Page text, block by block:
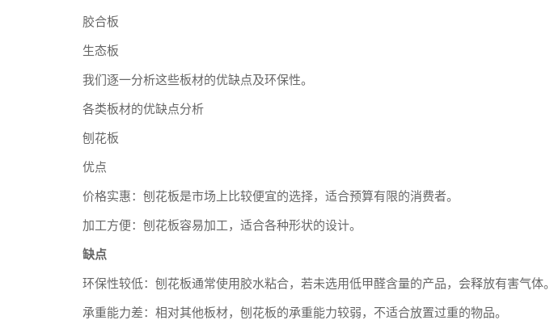
胶合板
生态板
我们逐一分析这些板材的优缺点及环保性。
各类板材的优缺点分析
刨花板
优点
价格实惠：刨花板是市场上比较便宜的选择，适合预算有限的消费者。
加工方便：刨花板容易加工，适合各种形状的设计。
缺点
环保性较低：刨花板通常使用胶水粘合，若未选用低甲醛含量的产品，会释放有害气体。
承重能力差：相对其他板材，刨花板的承重能力较弱，不适合放置过重的物品。